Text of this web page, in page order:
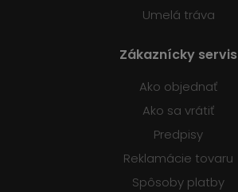
Umelá tráva
Zákaznícky servis
Ako objednať
Ako sa vrátiť
Predpisy
Reklamácie tovaru
Spôsoby platby